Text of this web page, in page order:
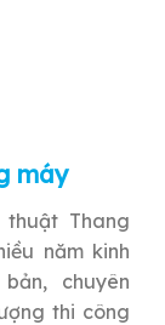
máy
Thang
năm kinh
chuyên
thi công